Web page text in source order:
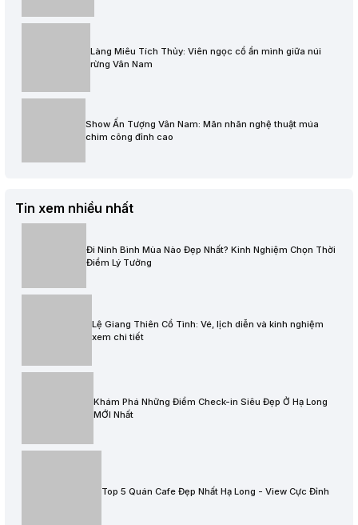
Làng Miêu Tích Thủy: Viên ngọc cổ ẩn mình giữa núi
rừng Vân Nam
Show Ấn Tượng Vân Nam: Mãn nhãn nghệ thuật múa
chim công đỉnh cao
Tin xem nhiều nhất
Đi Ninh Bình Mùa Nào Đẹp Nhất? Kinh Nghiệm Chọn Thời
Điểm Lý Tưởng
Lệ Giang Thiên Cổ Tình: Vé, lịch diễn và kinh nghiệm
xem chi tiết
Khám Phá Những Điểm Check-in Siêu Đẹp Ở Hạ Long
MỚI Nhất
Top 5 Quán Cafe Đẹp Nhất Hạ Long - View Cực Đỉnh